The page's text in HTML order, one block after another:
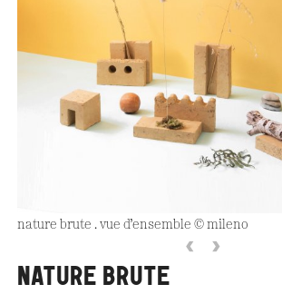
nature brute . vue d’ensemble © mileno
‹ ›
NATURE BRUTE